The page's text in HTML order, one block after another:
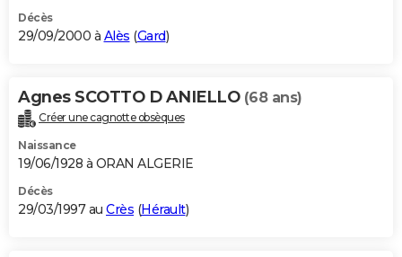
Décès
29/09/2000 à Alès (Gard)
Agnes SCOTTO D ANIELLO (68 ans)
Créer une cagnotte obsèques
Naissance
19/06/1928 à ORAN ALGERIE
Décès
29/03/1997 au Crès (Hérault)